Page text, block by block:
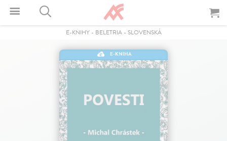
E-KNIHY- BELETRIA- SLOVENSKÁ
E-KNIHA